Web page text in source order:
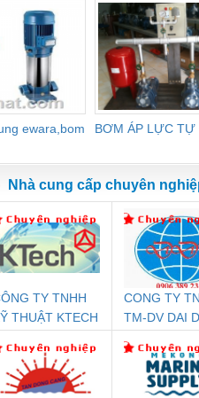
ewara,bom
BƠM ÁP LỰC TỰ
An Toàn
Contact
1NO-
24DC-SP -
Rơ Le An Toàn
Phoenix
PSR-SCP-
24UC/ESL4/3X1/
- 2981059
Nhà cung cấp chuyên
TY TNHH
THUẬT KTECH
CONG TY
TM-DV DAI